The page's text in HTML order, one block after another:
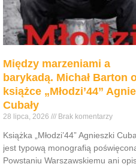
Między marzeniami a
barykadą. Michał Barton
książce „Młodzi’44”
Cubały
28 lipca, 2026 Brak komentarzy
Książka „Młodzi’44” Agnieszki
jest typową monografią
Powstaniu Warszawskiemu ani